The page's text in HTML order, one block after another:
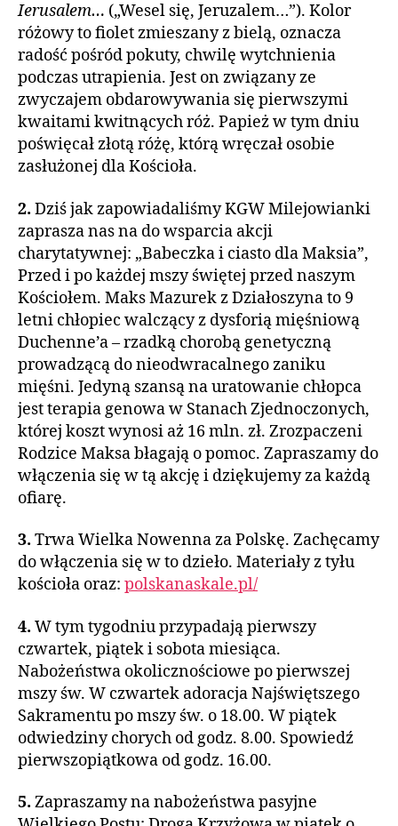
Ierusalem… („Wesel się, Jeruzalem…”). Kolor
różowy to fiolet zmieszany z bielą, oznacza
radość pośród pokuty, chwilę wytchnienia
podczas utrapienia. Jest on związany ze
zwyczajem obdarowywania się pierwszymi
kwaitami kwitnących róż. Papież w tym dniu
poświęcał złotą różę, którą wręczał osobie
zasłużonej dla Kościoła.
2. Dziś jak zapowiadaliśmy KGW Milejowianki
zaprasza nas na do wsparcia akcji
charytatywnej: „Babeczka i ciasto dla Maksia”,
Przed i po każdej mszy świętej przed naszym
Kościołem. Maks Mazurek z Działoszyna to 9
letni chłopiec walczący z dysforią mięśniową
Duchenne’a – rzadką chorobą genetyczną
prowadzącą do nieodwracalnego zaniku
mięśni. Jedyną szansą na uratowanie chłopca
jest terapia genowa w Stanach Zjednoczonych,
której koszt wynosi aż 16 mln. zł. Zrozpaczeni
Rodzice Maksa błagają o pomoc. Zapraszamy do
włączenia się w tą akcję i dziękujemy za każdą
ofiarę.
3. Trwa Wielka Nowenna za Polskę. Zachęcamy
do włączenia się w to dzieło. Materiały z tyłu
kościoła oraz: polskanaskale.pl/
4. W tym tygodniu przypadają pierwszy
czwartek, piątek i sobota miesiąca.
Nabożeństwa okolicznościowe po pierwszej
mszy św. W czwartek adoracja Najświętszego
Sakramentu po mszy św. o 18.00. W piątek
odwiedziny chorych od godz. 8.00. Spowiedź
pierwszopiątkowa od godz. 16.00.
5. Zapraszamy na nabożeństwa pasyjne